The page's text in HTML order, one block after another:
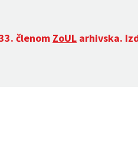
členom ZoUL arhivska.